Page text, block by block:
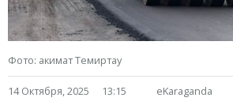
Экстренные
Каталог
Купить
Фото: акимат Темиртау
14 Октября, 2025 13:15 eKaraganda